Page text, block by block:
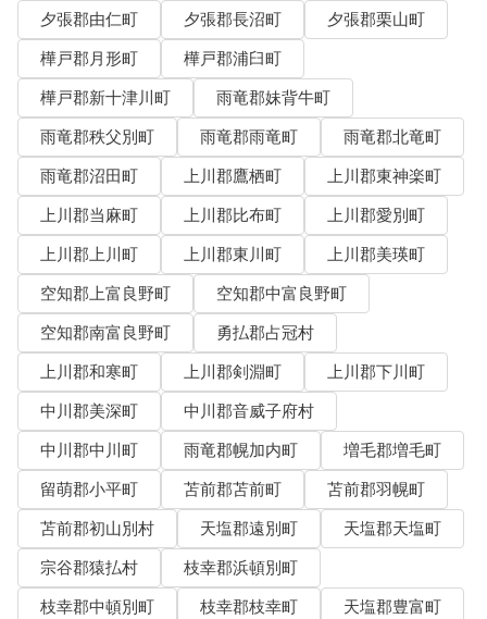
夕張郡由仁町
夕張郡長沼町
夕張郡栗山町
樺戸郡月形町
樺戸郡浦臼町
樺戸郡新十津川町
雨竜郡妹背牛町
雨竜郡秩父別町
雨竜郡雨竜町
雨竜郡北竜町
雨竜郡沼田町
上川郡鷹栖町
上川郡東神楽町
上川郡当麻町
上川郡比布町
上川郡愛別町
上川郡上川町
上川郡東川町
上川郡美瑛町
空知郡上富良野町
空知郡中富良野町
空知郡南富良野町
勇払郡占冠村
上川郡和寒町
上川郡剣淵町
上川郡下川町
中川郡美深町
中川郡音威子府村
中川郡中川町
雨竜郡幌加内町
増毛郡増毛町
留萌郡小平町
苫前郡苫前町
苫前郡羽幌町
苫前郡初山別村
天塩郡遠別町
天塩郡天塩町
宗谷郡猿払村
枝幸郡浜頓別町
枝幸郡中頓別町
枝幸郡枝幸町
天塩郡豊富町